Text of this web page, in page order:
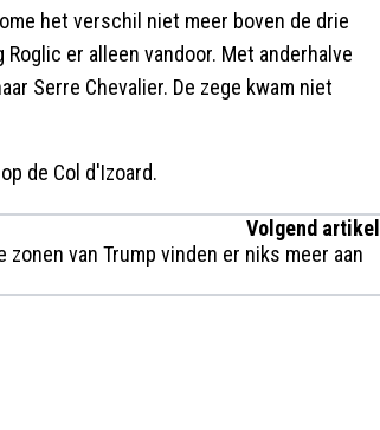
het verschil niet meer boven de drie
er alleen vandoor. Met anderhalve
Serre Chevalier. De zege kwam niet
de Col d'Izoard.
Volgend artikel
zonen van Trump vinden er niks meer aan